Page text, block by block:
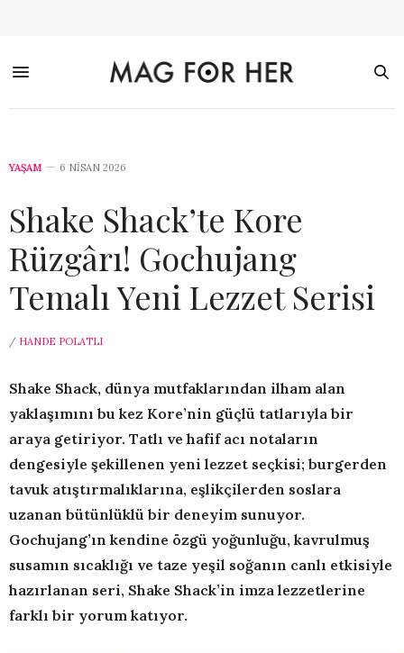
YAŞAM 6 NISAN 2026
Shake Shack’te Kore
Rüzgârı! Gochujang
Temalı Yeni Lezzet Serisi
/ HANDE POLATLI
Shake Shack, dünya mutfaklarından ilham alan
yaklaşımını bu kez Kore’nin güçlü tatlarıyla bir
araya getiriyor. Tatlı ve hafif acı notaların
dengesiyle şekillenen yeni lezzet seçkisi; burgerden
tavuk atıştırmalıklarına, eşlikçilerden soslara
uzanan bütünlüklü bir deneyim sunuyor.
Gochujang’ın kendine özgü yoğunluğu, kavrulmuş
susamın sıcaklığı ve taze yeşil soğanın canlı etkisiyle
hazırlanan seri, Shake Shack’in imza lezzetlerine
farklı bir yorum katıyor.